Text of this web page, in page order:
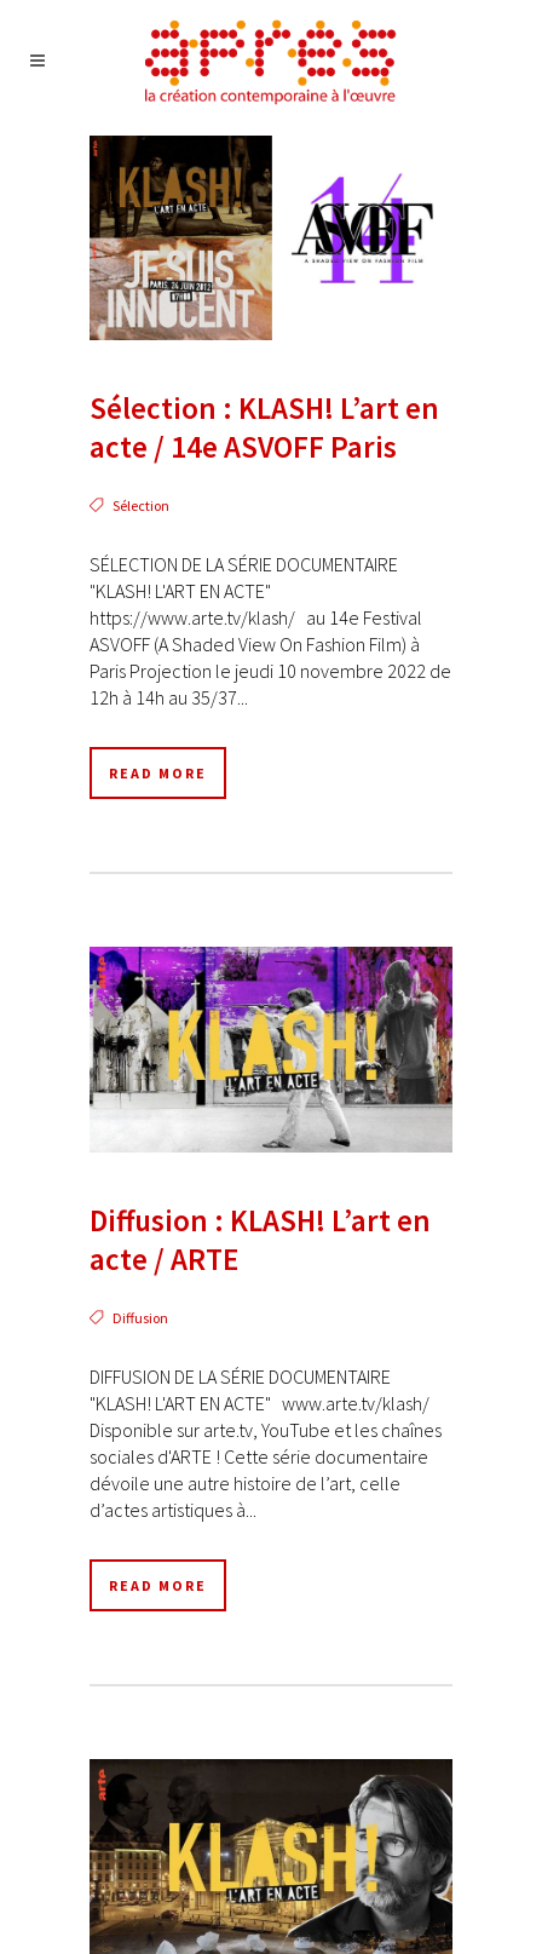
Sélection : KLASH! L’art en
acte / 14e ASVOFF Paris
Sélection
SÉLECTION DE LA SÉRIE DOCUMENTAIRE
"KLASH! L'ART EN ACTE"
https://www.arte.tv/klash/ au 14e Festival
ASVOFF (A Shaded View On Fashion Film) à
Paris Projection le jeudi 10 novembre 2022 de
12h à 14h au 35/37...
READ MORE
Diffusion : KLASH! L’art en
acte / ARTE
Diffusion
DIFFUSION DE LA SÉRIE DOCUMENTAIRE
"KLASH! L'ART EN ACTE" www.arte.tv/klash/
Disponible sur arte.tv, YouTube et les chaînes
sociales d'ARTE ! Cette série documentaire
dévoile une autre histoire de l’art, celle
d’actes artistiques à...
READ MORE